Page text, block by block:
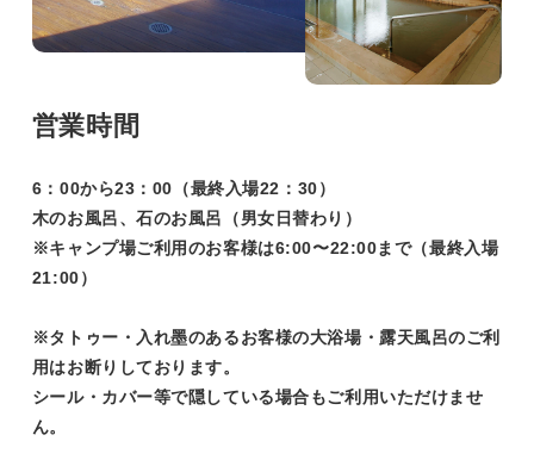
営業時間
6：00から23：00（最終入場22：30）
木のお風呂、石のお風呂（男女日替わり）
※キャンプ場ご利用のお客様は6:00〜22:00まで（最終入場
21:00）
※タトゥー・入れ墨のあるお客様の大浴場・露天風呂のご利
用はお断りしております。
シール・カバー等で隠している場合もご利用いただけませ
ん。